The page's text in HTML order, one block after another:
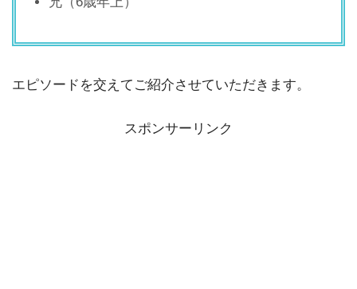
エピソードを交えてご紹介させていただきます。
スポンサーリンク